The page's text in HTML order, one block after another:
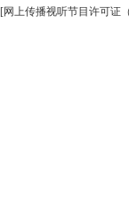
[网上传播视听节目许可证（